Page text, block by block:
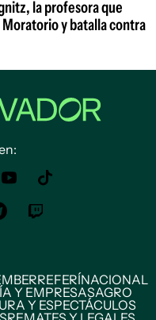
la profesora que
y batalla contra
REFERÍNACIONAL
Y EMPRESASAGRO
Y ESPECTÁCULOS